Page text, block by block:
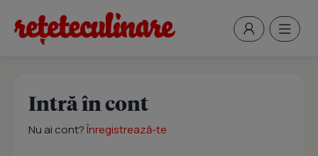
Intră în cont
Nu ai cont?Înregistrează-te